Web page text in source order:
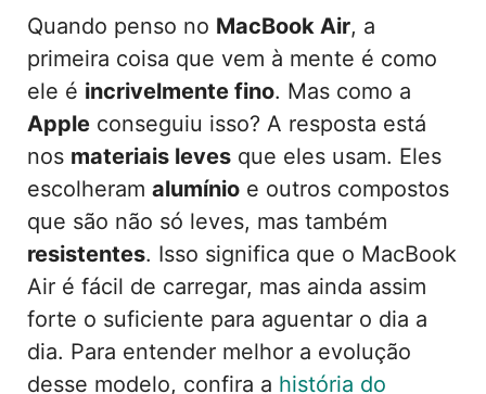
Quando penso no MacBook Air, a
primeira coisa que vem à mente é como
ele é incrivelmente fino. Mas como a
Apple conseguiu isso? A resposta está
nos materiais leves que eles usam. Eles
escolheram alumínio e outros compostos
que são não só leves, mas também
resistentes. Isso significa que o MacBook
Air é fácil de carregar, mas ainda assim
forte o suficiente para aguentar o dia a
dia. Para entender melhor a evolução
desse modelo, confira a história do